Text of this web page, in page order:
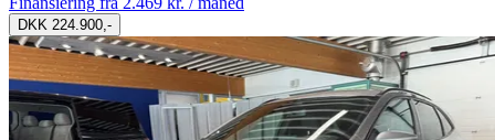
DKK 224.900,-